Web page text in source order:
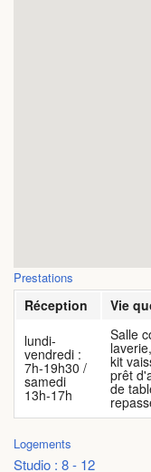
Prestations
Réception Vie
lundi-
vendredi :
7h-19h30 /
samedi
13h-17h
Salle
kit
prêt
de
Logements
Studio : 8 - 12